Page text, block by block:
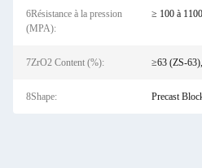
6Résistance à la pression
(MPA):
≥ 100 à
7ZrO2 Content (%): ≥63 (ZS-
8Shape: Precast